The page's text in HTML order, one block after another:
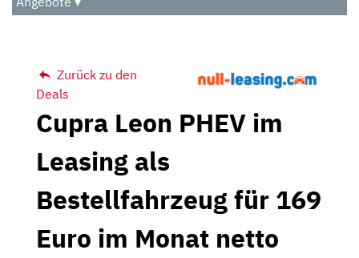
Das Beste
Zurück zu den
Deals
Cupra Leon PHEV im
Leasing als
Bestellfahrzeug für 169
Euro im Monat netto